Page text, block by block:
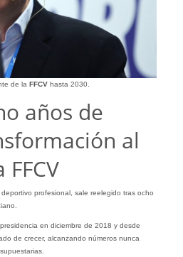
de la FFCVhasta 2030.
años de
al
profesional, sale reelegido tras ocho
en diciembre de 2018 y desde
de crecer, alcanzando números nunca